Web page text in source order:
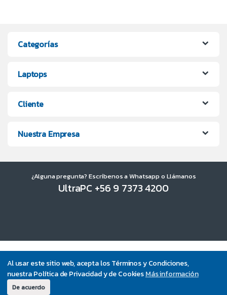
Al usar este sitio web, acepta los Términos y Condiciones,
nuestra Política de Privacidad y de CookiesMás información
De acuerdo
Categorías
Laptops
Cliente
Nuestra Empresa
¿Alguna pregunta? Escríbenos a Whatsapp o Llámanos
UltraPC +56 9 7373 4200